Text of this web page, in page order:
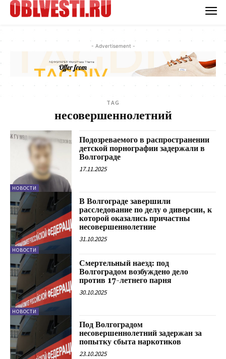
- Advertisement -
TAG
несовершеннолетний
НОВОСТИ
Подозреваемого в распространении
детской порнографии задержали в
Волгограде
17.11.2025
НОВОСТИ
В Волгограде завершили
расследование по делу о диверсии, к
которой оказались причастны
несовершеннолетние
31.10.2025
НОВОСТИ
Смертельный наезд: под
Волгоградом возбуждено дело
против 17-летнего парня
30.10.2025
Под Волгоградом
несовершеннолетний задержан за
попытку сбыта наркотиков
23.10.2025